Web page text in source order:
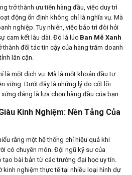
trở thành ưu tiên hàng đầu, việc duy trì
động ổn định không chỉ là nghĩa vụ. Mà
nghiệp. Tuy nhiên, việc bảo trì đòi hỏi
cam kết lâu dài. Đó là lúc Ban Mê Xanh
thành đối tác tin cậy của hàng trăm doanh
lân cận.
là một dịch vụ. Mà là một khoản đầu tư
vững. Dưới đây là những lý do cốt lõi
đáng là lựa chọn hàng đầu của bạn.
Kinh Nghiệm: Nền Tảng Của
rằng một hệ thống chỉ hiệu quả khi
có chuyên môn. Đội ngũ kỹ sư của
bài bản từ các trường đại học uy tín.
kinh nghiệm thực tế tại nhiều loại hình dự